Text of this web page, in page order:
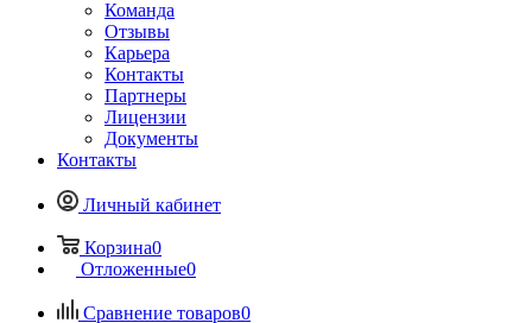
Команда
Отзывы
Карьера
Контакты
Партнеры
Лицензии
Документы
Контакты
Личный кабинет
Корзина0
Отложенные0
Сравнение товаров0